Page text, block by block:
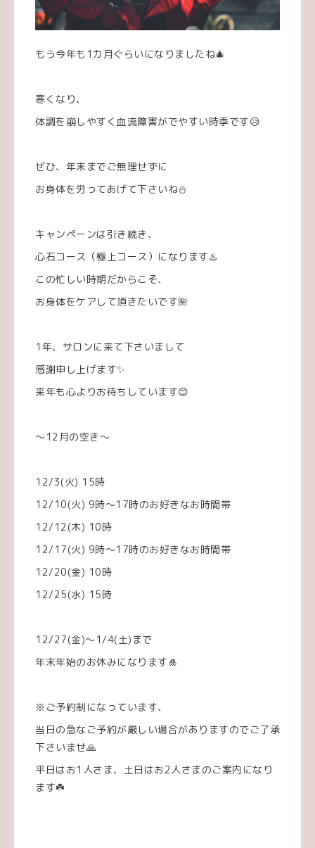
もう今年も1カ月ぐらいになりましたね🎄
寒くなり、
体調を崩しやすく血流障害がでやすい時季です😥
ぜひ、年末までご無理せずに
お身体を労ってあげて下さいね⛄️
キャンペーンは引き続き、
心石コース（極上コース）になります♨️
この忙しい時期だからこそ、
お身体をケアして頂きたいです🌺
1年、サロンに来て下さいまして
感謝申し上げます✨
来年も心よりお待ちしています😊
〜12月の空き〜
12/3(火) 15時
12/10(火) 9時〜17時のお好きなお時間帯
12/12(木) 10時
12/17(火) 9時〜17時のお好きなお時間帯
12/20(金) 10時
12/25(水) 15時
12/27(金)〜1/4(土)まで
年末年始のお休みになります🎍
※ご予約制になっています、
当日の急なご予約が厳しい場合がありますのでご了承
下さいませ🙏
平日はお1人さま、土日はお2人さまのご案内になり
ます☘️